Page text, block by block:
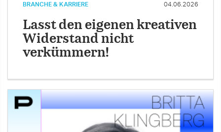
BRANCHE & KARRIERE 04.06.2026
Lasst den eigenen kreativen
Widerstand nicht
verkümmern!